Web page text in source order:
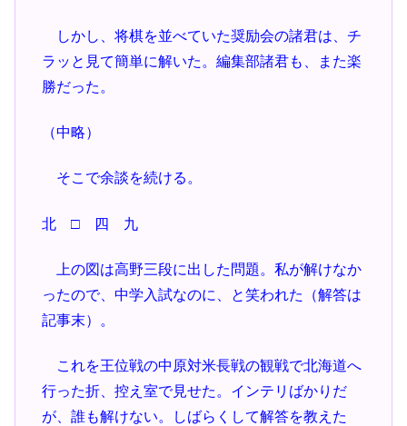
しかし、将棋を並べていた奨励会の諸君は、チ
ラッと見て簡単に解いた。編集部諸君も、また楽
勝だった。
（中略）
そこで余談を続ける。
北 □ 四 九
上の図は高野三段に出した問題。私が解けなか
ったので、中学入試なのに、と笑われた（解答は
記事末）。
これを王位戦の中原対米長戦の観戦で北海道へ
行った折、控え室で見せた。インテリばかりだ
が、誰も解けない。しばらくして解答を教えた